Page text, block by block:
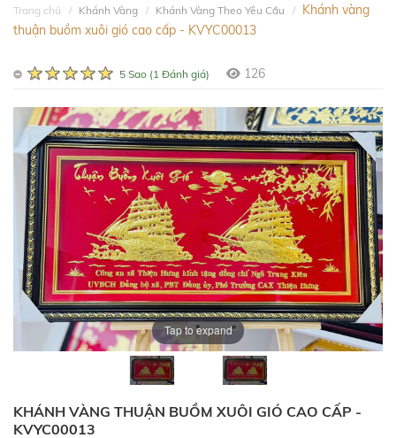
Trang chủ Khánh Vàng Khánh Vàng Theo Yêu Cầu
Khánh vàng
thuận buồm xuôi gió cao cấp - KVYC00013
5 Sao (1 Đánh giá) 126
Tap to expand
KHÁNH VÀNG THUẬN BUỒM XUÔI GIÓ CAO CẤP -
KVYC00013